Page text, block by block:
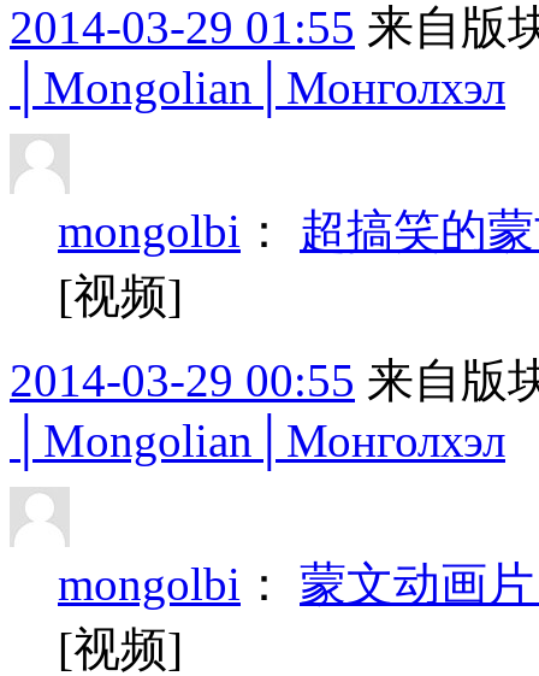
2014-03-29 01:55 来自版
│Mongolian│Монголхэл
mongolbi ： 超搞笑的
[视频]
2014-03-29 00:55 来自版
│Mongolian│Монголхэл
mongolbi ： 蒙文动画
[视频]